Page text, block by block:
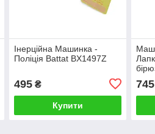
Інерційна Машинка -
Поліція Battat BX1497Z
495₴
Купити
745